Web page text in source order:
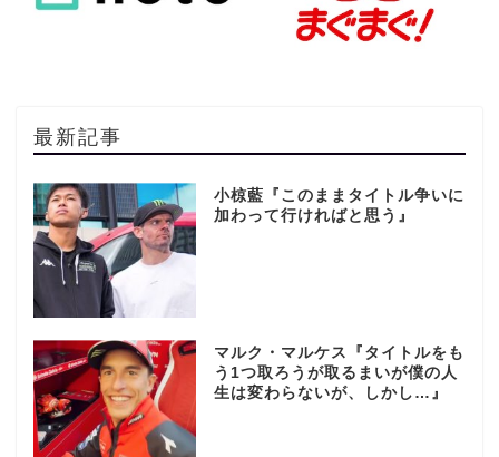
最新記事
小椋藍『このままタイトル争いに
加わって行ければと思う』
マルク・マルケス『タイトルをも
う1つ取ろうが取るまいが僕の人
生は変わらないが、しかし…』